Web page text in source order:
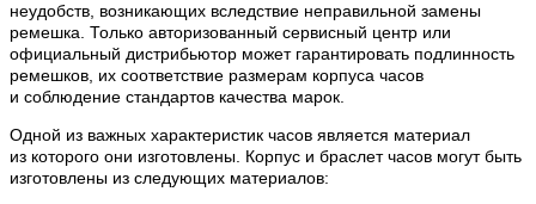
неудобств, возникающих вследствие неправильной замены
ремешка. Только авторизованный сервисный центр или
официальный дистрибьютор может гарантировать подлинность
ремешков, их соответствие размерам корпуса часов
и соблюдение стандартов качества марок.
Одной из важных характеристик часов является материал
из которого они изготовлены. Корпус и браслет часов могут быть
изготовлены из следующих материалов: